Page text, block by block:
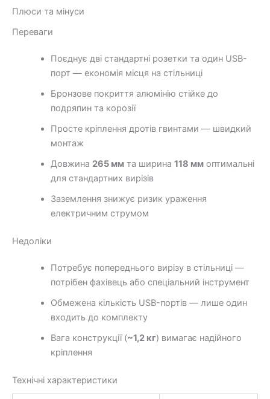
Плюси та мінуси
Переваги
Поєднує дві стандартні розетки та один USB-
порт — економія місця на стільниці
Бронзове покриття алюмінію стійке до
подряпин та корозії
Просте кріплення дротів гвинтами — швидкий
монтаж
Довжина 265 ммта ширина 118 ммоптимальні
для стандартних вирізів
Заземлення знижує ризик ураження
електричним струмом
Недоліки
Потребує попереднього вирізу в стільниці —
потрібен фахівець або спеціальний інструмент
Обмежена кількість USB-портів — лише один
входить до комплекту
Вага конструкції (~1,2 кг) вимагає надійного
кріплення
Технічні характеристики